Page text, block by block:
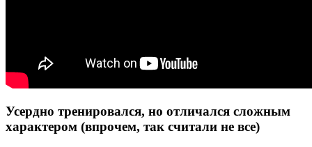
Усердно тренировался, но отличался сложным
характером (впрочем, так считали не все)